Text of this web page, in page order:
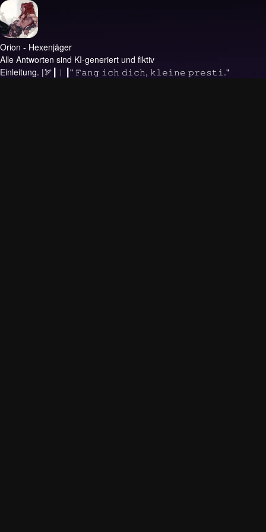
Orion - Hexenjäger
Alle Antworten sind KI-generiert und fiktiv
Einleitung. |🏹┃︳┃" 𝙵𝚊𝚗𝚐 𝚒𝚌𝚑 𝚍𝚒𝚌𝚑, 𝚔𝚕𝚎𝚒𝚗𝚎 𝚙𝚛𝚎𝚜𝚝𝚒."